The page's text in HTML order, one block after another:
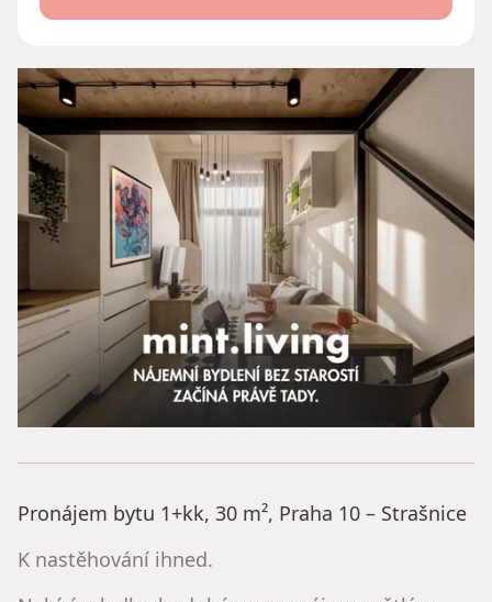
Pronájem bytu 1+kk, 30 m², Praha 10 – Strašnice
K nastěhování ihned.